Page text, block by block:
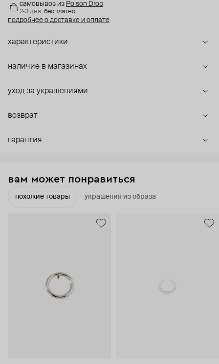
самовывоз из Poison Drop
2-3 дня, бесплатно
подробнее о доставке и оплате
характеристики
наличие в магазинах
уход за украшениями
возврат
гарантия
вам может понравиться
похожие товары украшения из образа